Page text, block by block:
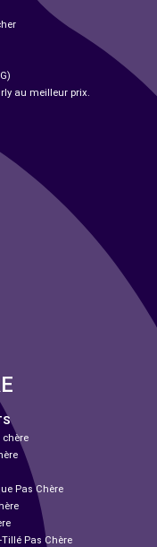
au meilleur prix.
chère
Pas Chère
Pas Chère